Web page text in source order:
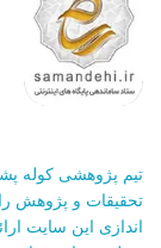
تحقیقات و پژوهش
اندازی این سایت